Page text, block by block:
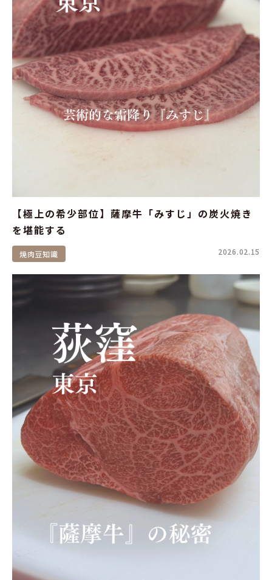
【極上の希少部位】薩摩牛「みすじ」の炭火焼き
を堪能する
焼肉豆知識 2026.02.15